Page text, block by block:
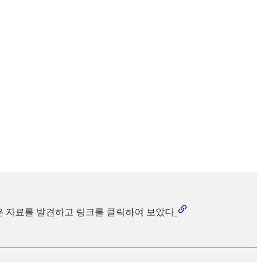
자료를 발견하고 링크를 클릭하여 보았다